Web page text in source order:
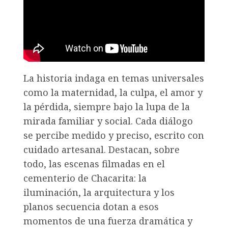
La historia indaga en temas universales
como la maternidad, la culpa, el amor y
la pérdida, siempre bajo la lupa de la
mirada familiar y social. Cada diálogo
se percibe medido y preciso, escrito con
cuidado artesanal. Destacan, sobre
todo, las escenas filmadas en el
cementerio de Chacarita: la
iluminación, la arquitectura y los
planos secuencia dotan a esos
momentos de una fuerza dramática y